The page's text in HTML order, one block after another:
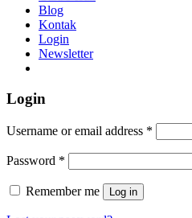
Blog
Kontak
Login
Newsletter
Login
Username or email address *
Password *
Remember me Log in